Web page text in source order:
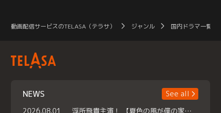
動画配信サービスのTELASA（テラサ） ジャンル 国内ドラマ一覧（
NEWS
See all
2026.08.01
浮所飛貴主演！ 【夏色の風が僕の家にやってきた】 本日よりテラサで独占配信スタート！